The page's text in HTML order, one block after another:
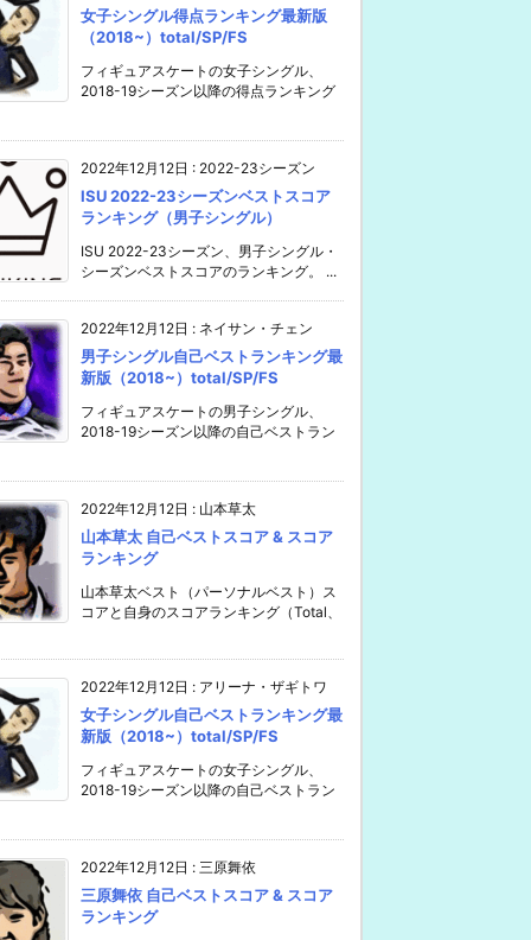
女子シングル得点ランキング最新版
（2018~）total/SP/FS
フィギュアスケートの女子シングル、
2018-19シーズン以降の得点ランキング
2022年12月12日 : 2022-23シーズン
ISU 2022-23シーズンベストスコア
ランキング（男子シングル）
ISU 2022-23シーズン、男子シングル・
シーズンベストスコアのランキング。 ...
2022年12月12日 : ネイサン・チェン
男子シングル自己ベストランキング最
新版（2018~）total/SP/FS
フィギュアスケートの男子シングル、
2018-19シーズン以降の自己ベストラン
2022年12月12日 : 山本草太
山本草太 自己ベストスコア & スコア
ランキング
山本草太ベスト（パーソナルベスト）ス
コアと自身のスコアランキング（Total、
2022年12月12日 : アリーナ・ザギトワ
女子シングル自己ベストランキング最
新版（2018~）total/SP/FS
フィギュアスケートの女子シングル、
2018-19シーズン以降の自己ベストラン
2022年12月12日 : 三原舞依
三原舞依 自己ベストスコア & スコア
ランキング